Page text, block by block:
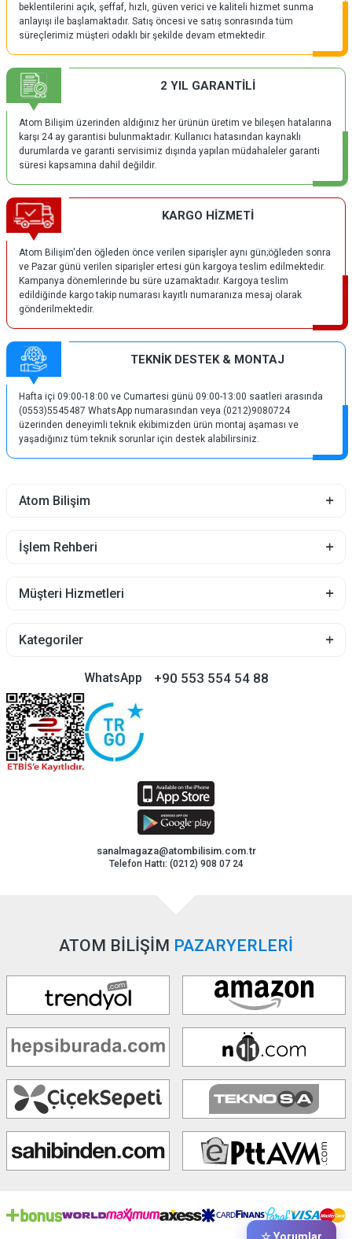
beklentilerini açık, şeffaf, hızlı, güven verici ve kaliteli hizmet sunma
anlayışı ile başlamaktadır. Satış öncesi ve satış sonrasında tüm
süreçlerimiz müşteri odaklı bir şekilde devam etmektedir.
2 YIL GARANTİLİ
Atom Bilişim üzerinden aldığınız her ürünün üretim ve bileşen hatalarına
karşı 24 ay garantisi bulunmaktadır. Kullanıcı hatasından kaynaklı
durumlarda ve garanti servisimiz dışında yapılan müdahaleler garanti
süresi kapsamına dahil değildir.
KARGO HİZMETİ
Atom Bilişim'den öğleden önce verilen siparişler aynı gün;öğleden sonra
ve Pazar günü verilen siparişler ertesi gün kargoya teslim edilmektedir.
Kampanya dönemlerinde bu süre uzamaktadır. Kargoya teslim
edildiğinde kargo takip numarası kayıtlı numaranıza mesaj olarak
gönderilmektedir.
TEKNİK DESTEK & MONTAJ
Hafta içi 09:00-18:00 ve Cumartesi günü 09:00-13:00 saatleri arasında
(0553)5545487 WhatsApp numarasından veya (0212)9080724
üzerinden deneyimli teknik ekibimizden ürün montaj aşaması ve
yaşadığınız tüm teknik sorunlar için destek alabilirsiniz.
Atom Bilişim
İşlem Rehberi
Müşteri Hizmetleri
Kategoriler
WhatsApp +90 553 554 54 88
sanalmagaza@atombilisim.com.tr
Telefon Hattı: (0212) 908 07 24
ATOM BİLİŞİM PAZARYERLERİ